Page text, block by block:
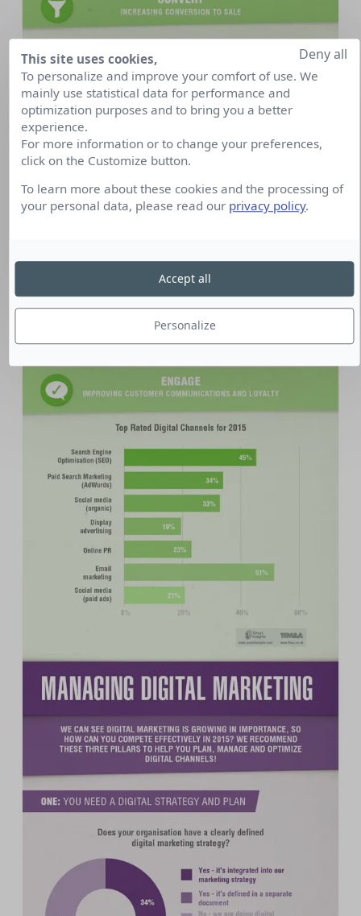
This site uses cookies,
To personalize and improve your comfort of use. We
mainly use statistical data for performance and
optimization purposes and to bring you a better
experience.
For more information or to change your preferences,
click on the Customize button.
To learn more about these cookies and the processing of
your personal data, please read our privacy policy.
Personalize
Deny all
Accept all